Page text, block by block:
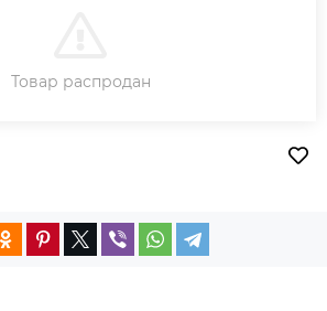
ЗАКАЗ В ОДИН КЛИК
Товар распродан